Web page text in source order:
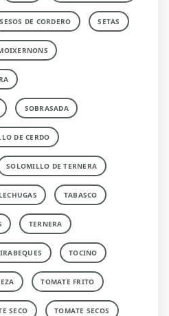
SESOS DE CORDERO SETAS
SOBRASADA
DE CERDO
SOLOMILLO DE TERNERA
TABASCO
TERNERA
TOCINO
TOMATE FRITO
SECO TOMATE SECOS